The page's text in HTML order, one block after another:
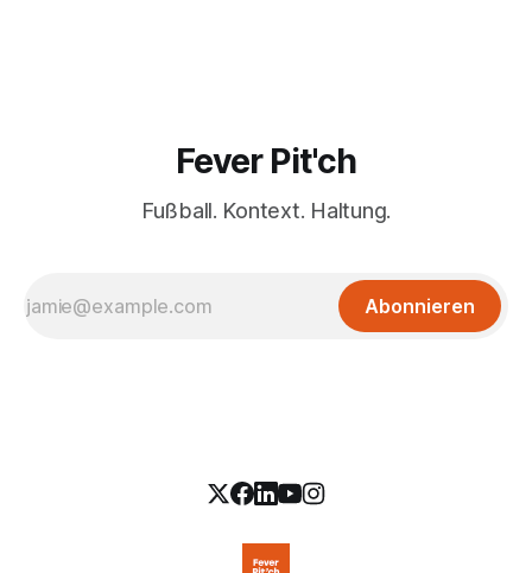
Fever Pit'ch
Fußball. Kontext. Haltung.
Abonnieren